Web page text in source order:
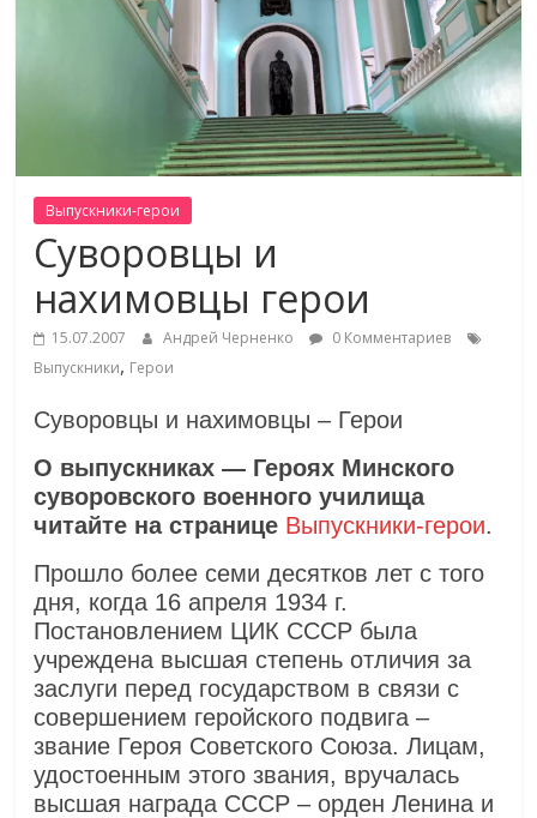
Выпускники-герои
Суворовцы и
нахимовцы герои
15.07.2007 Андрей Черненко
0 Комментариев
Выпускники, Герои
Суворовцы и нахимовцы – Герои
О выпускниках — Героях Минского
суворовского военного училища
читайте на странице Выпускники-герои.
Прошло более семи десятков лет с того
дня, когда 16 апреля 1934 г.
Постановлением ЦИК СССР была
учреждена высшая степень отличия за
заслуги перед государством в связи с
совершением геройского подвига –
звание Героя Советского Союза. Лицам,
удостоенным этого звания, вручалась
высшая награда СССР – орден Ленина и